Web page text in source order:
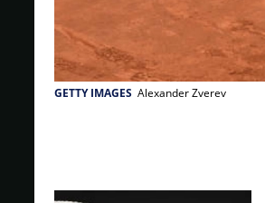
GETTY IMAGES Alexander Zverev